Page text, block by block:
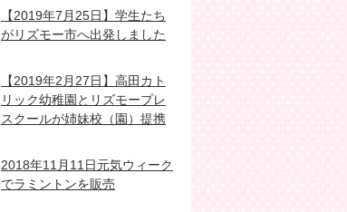
【2019年7月25日】学生たち
がリズモー市へ出発しました
【2019年2月27日】高田カト
リック幼稚園とリズモープレ
スクールが姉妹校（園）提携
2018年11月11日元気ウィーク
でラミントンを販売